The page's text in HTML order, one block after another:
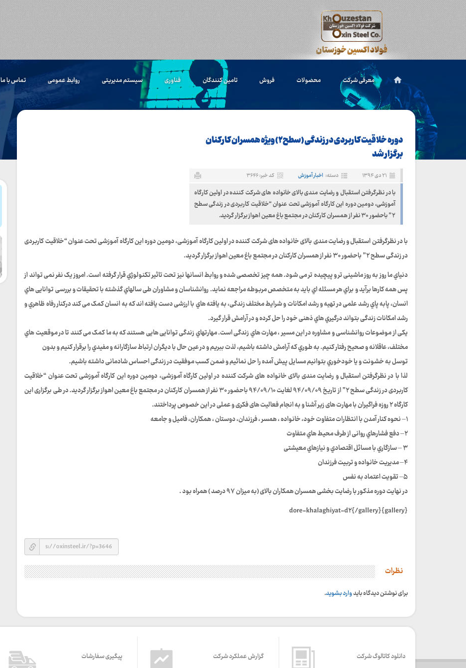
معرفی شرکت محصولات فروش تامین کنندگان فناوری سیستم مدیریتی روابط عمومی تماس با ما
دوره خلاقیت کاربردی در زندگی (سطح۲) ویژه همسران کارکنان
برگزار شد
۲۱ دی ۱۳۹۴ دسته: اخبار آموزش کد خبر: ۳۶۴۶
با در نظرگرفتن استقبال و رضایت مندی بالای خانواده های شرکت کننده در اولین کارگاه
آموزشی، دومین دوره این کارگاه آموزشی تحت عنوان “خلاقیت کاربردی در زندگی سطح
۲” باحضور ۳۰ نفر از همسران کارکنان در مجتمع باغ معین اهواز برگزار گردید.
با در نظرگرفتن استقبال و رضایت مندی بالای خانواده های شرکت کننده در اولین کارگاه آموزشی، دومین دوره این کارگاه آموزشی تحت عنوان “خلاقیت کاربردی
در زندگی سطح ۲” باحضور ۳۰ نفر از همسران کارکنان در مجتمع باغ معین اهواز برگزار گردید.
دنیاي ما روز به روز ماشینی تر و پیچیده تر می شود. همه چیز تخصصی شده و روابط انسانها نیز تحت تاثیر تکنولوژي قرار گرفته است. امروز یک نفر نمی تواند از
پس همه کارها برآید و براي هر مسئله اي باید به متخصص مربوطه مراجعه نماید. روانشناسان و مشاوران طی سالهاي گذشته با تحقیقات و بررسی توانایی هاي
انسان، پابه پاي رشد علمی در تهیه و رشد امکانات و شرایط مختلف زندگی، به یافته هاي با ارزشی دست یافته اند که به انسان کمک می کند درکنار رفاه ظاهري و
رشد امکانات زندگی بتواند درگیري هاي ذهنی خود را حل کرده و در آرامش قرار گیرد.
یکی از موضوعات روانشناسی و مشاوره در این مسیر ، مهارت هاي زندگی است. مهارتهاي زندگی توانایی هایی هستند که به ما کمک می کنند تا در موقعیت هاي
مختلف، عاقلانه و صحیح رفتار کنیم. به طوري که آرامش داشته باشیم، لذت ببریم و در عین حال با دیگران ارتباط سازگارانه و مفیدي را برقرار کنیم و بدون
توسل به خشونت و یا خودخوري بتوانیم مسایل پیش آمده را حل نمائیم و ضمن کسب موفقیت در زندگی احساس شادمانی داشته باشیم.
لذا با در نظرگرفتن استقبال و رضایت مندی بالای خانواده های شرکت کننده در اولین کارگاه آموزشی، دومین دوره این کارگاه آموزشی تحت عنوان “خلاقیت
کاربردی در زندگی سطح ۲” از تاریخ ۹۴/۰۹/۰۹ لغایت ۹۴/۰۹/۱۰ باحضور ۳۰ نفر از همسران کارکنان در مجتمع باغ معین اهواز برگزار گردید. در طی برگزاری این
کارگاه ۲ روزه فراگیران با مهارت های زیر آشنا و به انجام فعالیت های فکری و عملی در این خصوص پرداختند.
۱– نحوه کنار آمدن با انتظارات متفاوت خود، خانواده ، همسر ، فرزندان، دوستان ، همکاران، فامیل و جامعه
۲– دفع فشارهاي روانی از طرف محیط هاي متفاوت
۳ – سازگاري با مسائل اقتصادي و نیازهاي معیشتی
۴– مدیریت خانواده و تربیت فرزندان
۵– تقویت اعتماد به نفس
در نهایت دوره مذکور با رضایت بخشی همسران همکاران بالای (به میزان ۹۷ درصد ) همراه بود .
{gallery}dore-khalaghiyat-d۲{/gallery}
نظرات
برای نوشتن دیدگاه بایدوارد بشوید.
دانلود کاتالوگ شرکت گزارش عملکرد شرکت پیگیری سفارشات